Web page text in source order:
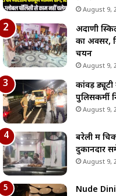
August 9,
अदाणी
का अवसर,
चयन
August 9,
कांवड़ ड्यूटी
पुलिसकर्मी
August 9,
बरेली में
दुकानदार
August 9,
Nude